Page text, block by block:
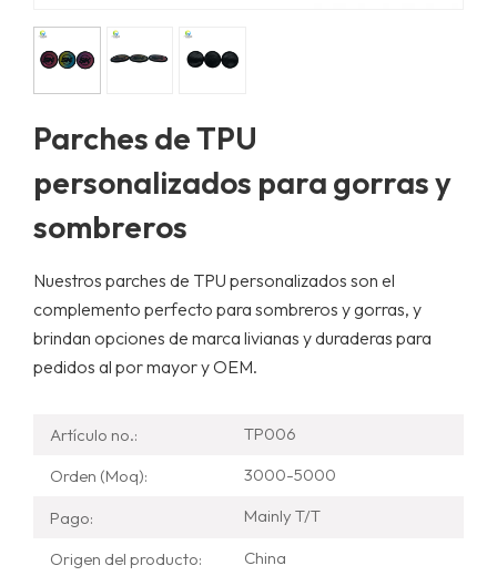
Parches de TPU
personalizados para gorras y
sombreros
Nuestros parches de TPU personalizados son el
complemento perfecto para sombreros y gorras, y
brindan opciones de marca livianas y duraderas para
pedidos al por mayor y OEM.
Artículo no.: TP006
Orden (Moq): 3000-5000
Pago: Mainly T/T
Origen del producto: China